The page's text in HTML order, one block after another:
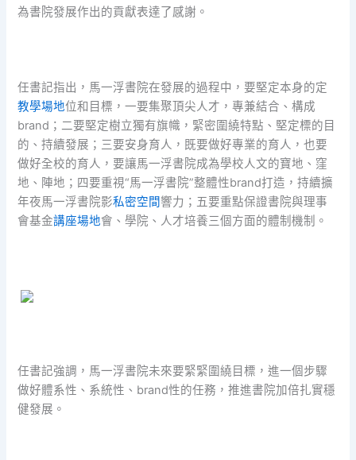
為書院發展作出的貢獻表達了感謝。
任書記指出，馬一浮書院在發展的過程中，要堅定本身的定
教學場地位和目標，一要集聚頂尖人才，專兼結合、構成
brand；二要堅定樹立獨有旗幟，緊密圍繞特點、堅定標的目
的、持續發展；三要安身育人，既要做好專業的育人，也要
做好全校的育人，要讓馬一浮書院成為學校人文的寶地、窪
地、陣地；四要重視“馬一浮書院”整體性brand打造，持續擴
年夜馬一浮書院影私密空間響力；五要重點保證書院與理事
會基金講座場地會、學院、人才培養三個方面的體制機制。
任書記強調，馬一浮書院未來要緊緊圍繞目標，進一個步驟
做好體系性、系統性、brand性的任務，推進書院加倍扎實穩
健發展。